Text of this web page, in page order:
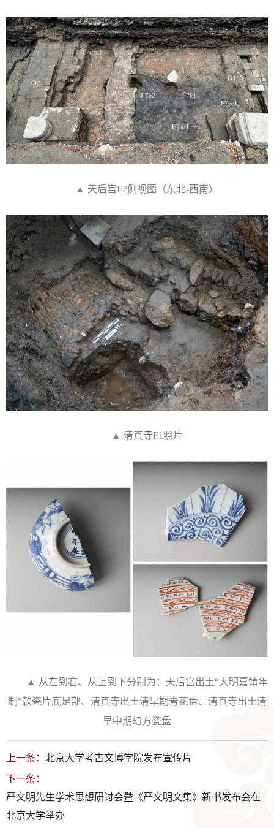
▲ 天后宫F7侧视图（东北-西南）
▲ 清真寺F1照片
▲ 从左到右、从上到下分别为：天后宫出土“大明嘉靖年
制”款瓷片底足部、清真寺出土清早期青花盘、清真寺出土清
早中期幻方瓷盘
上一条： 北京大学考古文博学院发布宣传片
下一条：
严文明先生学术思想研讨会暨《严文明文集》新书发布会在
北京大学举办